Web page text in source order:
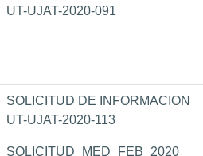
UT-UJAT-2020-091
SOLICITUD DE INFORMACION
UT-UJAT-2020-113
SOLICITUD_MED_FEB_2020